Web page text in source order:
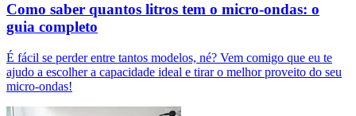
Como saber quantos litros tem o micro-ondas: o
guia completo
É fácil se perder entre tantos modelos, né? Vem comigo que eu te
ajudo a escolher a capacidade ideal e tirar o melhor proveito do seu
micro-ondas!